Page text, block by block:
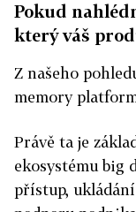
Pokud
který váš
Z našeho
memory
Právě ta je
ekosystému big
přístup,